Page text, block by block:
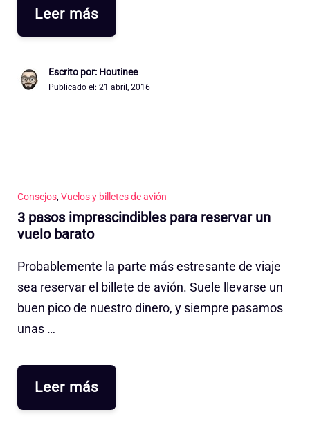
Leer más
Escrito por: Houtinee
Publicado el: 21 abril, 2016
Consejos,Vuelos y billetes de avión
3 pasos imprescindibles para reservar un
vuelo barato
Probablemente la parte más estresante de viaje
sea reservar el billete de avión. Suele llevarse un
buen pico de nuestro dinero, y siempre pasamos
unas …
Leer más